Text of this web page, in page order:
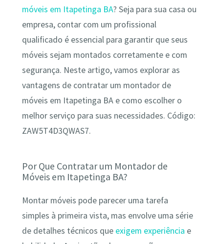
móveis em Itapetinga BA? Seja para sua casa ou
empresa, contar com um profissional
qualificado é essencial para garantir que seus
móveis sejam montados corretamente e com
segurança. Neste artigo, vamos explorar as
vantagens de contratar um montador de
móveis em Itapetinga BA e como escolher o
melhor serviço para suas necessidades. Código:
ZAW5T4D3QWAS7.
Por Que Contratar um Montador de
Móveis em Itapetinga BA?
Montar móveis pode parecer uma tarefa
simples à primeira vista, mas envolve uma série
de detalhes técnicos que exigem experiência e